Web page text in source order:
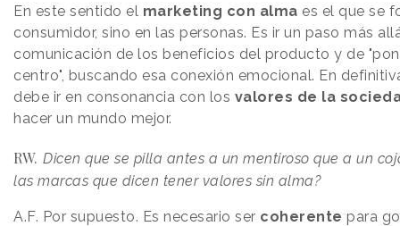
En este sentido el marketing con alma es el que se
consumidor, sino en las personas. Es ir un paso más
comunicación de los beneficios del producto y de
centro", buscando esa conexión emocional. En
debe ir en consonancia con los valores de la
hacer un mundo mejor.
RW. Dicen que se pilla antes a un mentiroso que a un
las marcas que dicen tener valores sin alma?
A.F. Por supuesto. Es necesario ser coherente para